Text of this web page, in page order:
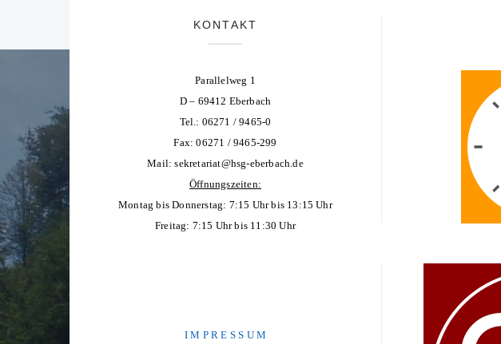
KONTAKT
Parallelweg 1
D – 69412 Eberbach
Tel.: 06271 / 9465-0
Fax: 06271 / 9465-299
Mail:sekretariat@hsg-eberbach.de
Öffnungszeiten:
Montag bis Donnerstag: 7:15 Uhr bis 13:15 Uhr
Freitag: 7:15 Uhr bis 11:30 Uhr
I M P R E S S U M